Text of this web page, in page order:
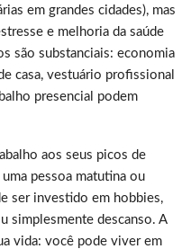
em grandes cidades), mas
e melhoria da saúde
são substanciais: economia
casa, vestuário profissional
presencial podem
aos seus picos de
pessoa matutina ou
ser investido em hobbies,
simplesmente descanso. A
vida: você pode viver em